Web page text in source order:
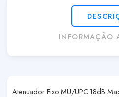
INFORMAÇÃO
Atenuador Fixo MU/UPC 18dB